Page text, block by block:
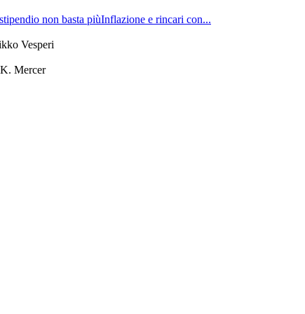
non basta piùInflazione e rincari con...
Vesperi
Mercer